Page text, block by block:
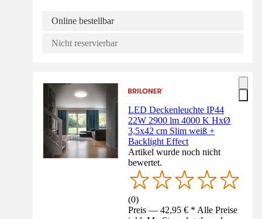
Online bestellbar
Nicht reservierbar
LED Deckenleuchte IP44
22W 2900 lm 4000 K HxØ
3,5x42 cm Slim weiß +
Backlight Effect
Artikel wurde noch nicht
bewertet.
(0)
Preis — 42,95 € * Alle Preise